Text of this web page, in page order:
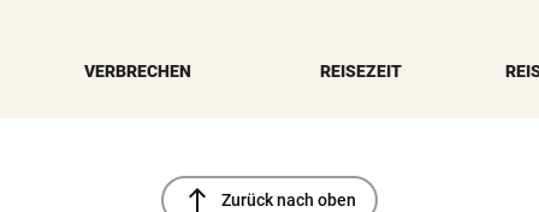
VERBRECHEN REISEZEIT
north Zurück nach oben